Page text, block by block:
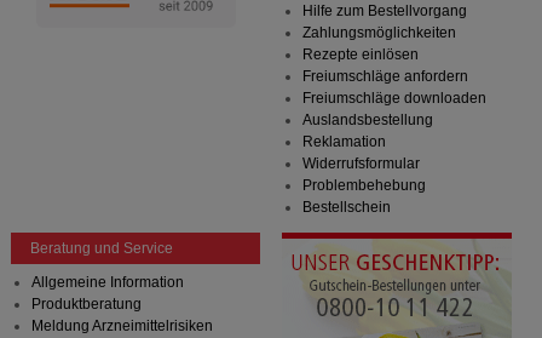
Hilfe zum Bestellvorgang
Zahlungsmöglichkeiten
Rezepte einlösen
Freiumschläge anfordern
Freiumschläge downloaden
Auslandsbestellung
Reklamation
Widerrufsformular
Problembehebung
Bestellschein
Beratung und Service
Allgemeine Information
Produktberatung
Meldung Arzneimittelrisiken